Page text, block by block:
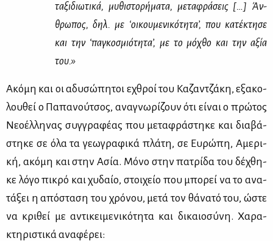
τα­ξι­διω­τι­κά, μυ­θι­στο­ρή­μα­τα, με­τα­φρά­σεις […] Άν­
θρω­πος, δηλ. με ‘οι­κου­με­νι­κό­τη­τα’, που κα­τέ­κτη­σε
και την ‘πα­γκο­σμιό­τη­τα’, με το μό­χθο και την αξία
του.»
Ακό­μη και οι αδυ­σώ­πη­τοι εχθροί του Κα­ζαν­τζά­κη, εξα­κο­
λου­θεί ο Πα­πα­νού­τσος, ανα­γνω­ρί­ζουν ότι εί­ναι ο πρώ­τος
Νε­ο­έλ­λη­νας συγ­γρα­φέ­ας που με­τα­φρά­στη­κε και δια­βά­
στη­κε σε όλα τα γε­ω­γρα­φι­κά πλά­τη, σε Ευ­ρώ­πη, Αμε­ρι­
κή, ακό­μη και στην Ασία. Μό­νο στην πα­τρί­δα του δέ­χθη­
κε λό­γο πι­κρό και χυ­δαίο, στοι­χείο που μπο­ρεί να το ανα­
τά­ξει η από­στα­ση του χρό­νου, με­τά τον θά­να­τό του, ώστε
να κρι­θεί με αντι­κει­με­νι­κό­τη­τα και δι­καιο­σύ­νη. Χα­ρα­
κτη­ρι­στι­κά ανα­φέ­ρει: